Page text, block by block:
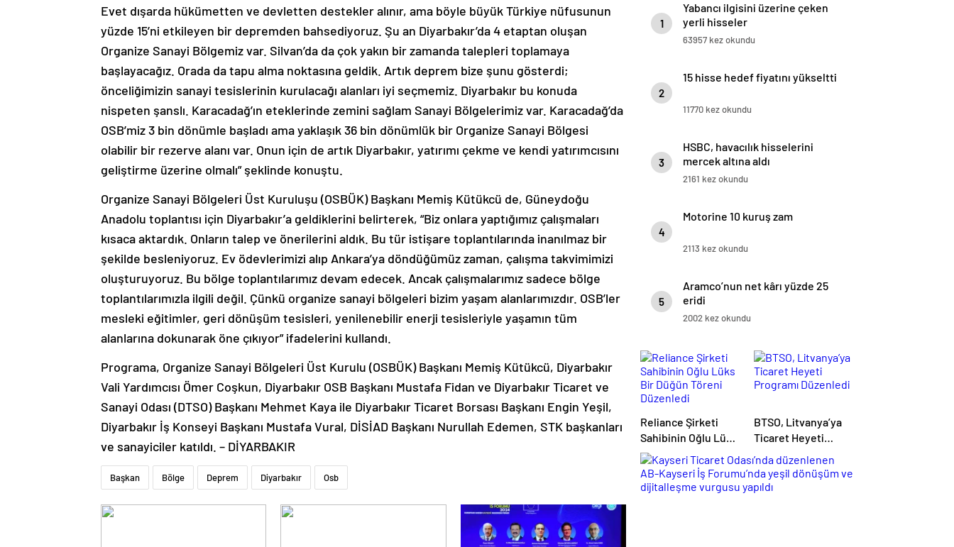
Evet dışarda hükümetten ve devletten destekler alınır, ama böyle büyük Türkiye nüfusunun
yüzde 15’ni etkileyen bir depremden bahsediyoruz. Şu an Diyarbakır’da 4 etaptan oluşan
Organize Sanayi Bölgemiz var. Silvan’da da çok yakın bir zamanda talepleri toplamaya
başlayacağız. Orada da tapu alma noktasına geldik. Artık deprem bize şunu gösterdi;
önceliğimizin sanayi tesislerinin kurulacağı alanları iyi seçmemiz. Diyarbakır bu konuda
nispeten şanslı. Karacadağ’ın eteklerinde zemini sağlam Sanayi Bölgelerimiz var. Karacadağ’da
OSB’miz 3 bin dönümle başladı ama yaklaşık 36 bin dönümlük bir Organize Sanayi Bölgesi
olabilir bir rezerve alanı var. Onun için de artık Diyarbakır, yatırımı çekme ve kendi yatırımcısını
geliştirme üzerine olmalı” şeklinde konuştu.
Organize Sanayi Bölgeleri Üst Kuruluşu (OSBÜK) Başkanı Memiş Kütükcü de, Güneydoğu
Anadolu toplantısı için Diyarbakır’a geldiklerini belirterek, “Biz onlara yaptığımız çalışmaları
kısaca aktardık. Onların talep ve önerilerini aldık. Bu tür istişare toplantılarında inanılmaz bir
şekilde besleniyoruz. Ev ödevlerimizi alıp Ankara’ya döndüğümüz zaman, çalışma takvimimizi
oluşturuyoruz. Bu bölge toplantılarımız devam edecek. Ancak çalışmalarımız sadece bölge
toplantılarımızla ilgili değil. Çünkü organize sanayi bölgeleri bizim yaşam alanlarımızdır. OSB’ler
mesleki eğitimler, geri dönüşüm tesisleri, yenilenebilir enerji tesisleriyle yaşamın tüm
alanlarına dokunarak öne çıkıyor” ifadelerini kullandı.
Programa, Organize Sanayi Bölgeleri Üst Kurulu (OSBÜK) Başkanı Memiş Kütükcü, Diyarbakır
Vali Yardımcısı Ömer Coşkun, Diyarbakır OSB Başkanı Mustafa Fidan ve Diyarbakır Ticaret ve
Sanayi Odası (DTSO) Başkanı Mehmet Kaya ile Diyarbakır Ticaret Borsası Başkanı Engin Yeşil,
Diyarbakır İş Konseyi Başkanı Mustafa Vural, DİSİAD Başkanı Nurullah Edemen, STK başkanları
ve sanayiciler katıldı. – DİYARBAKIR
Başkan Bölge Deprem Diyarbakır Osb
1
Yabancı ilgisini üzerine çeken
yerli hisseler
63957 kez okundu
2
15 hisse hedef fiyatını yükseltti
11770 kez okundu
3
HSBC, havacılık hisselerini
mercek altına aldı
2161 kez okundu
4
Motorine 10 kuruş zam
2113 kez okundu
5
Aramco’nun net kârı yüzde 25
eridi
2002 kez okundu
Reliance Şirketi
Sahibinin Oğlu Lüks
Bir Düğün Töreni
Düzenledi
BTSO, Litvanya’ya
Ticaret Heyeti
Programı Düzenledi